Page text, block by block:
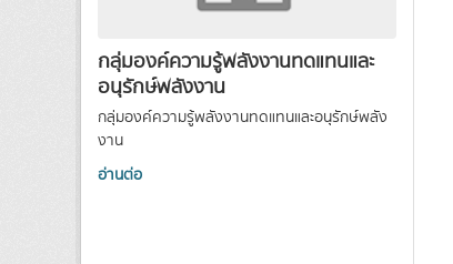
กลุ่มองค์ความรู้พลังงานทดแทนและ
อนุรักษ์พลังงาน
กลุ่มองค์ความรู้พลังงานทดแทนและอนุรักษ์พลัง
งาน
อ่านต่อ